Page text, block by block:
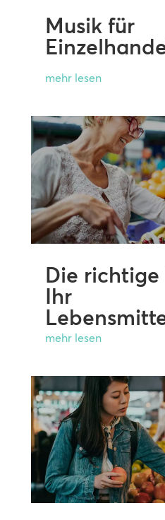
Musik für
mehr lesen
Die richtige
Ihr
mehr lesen